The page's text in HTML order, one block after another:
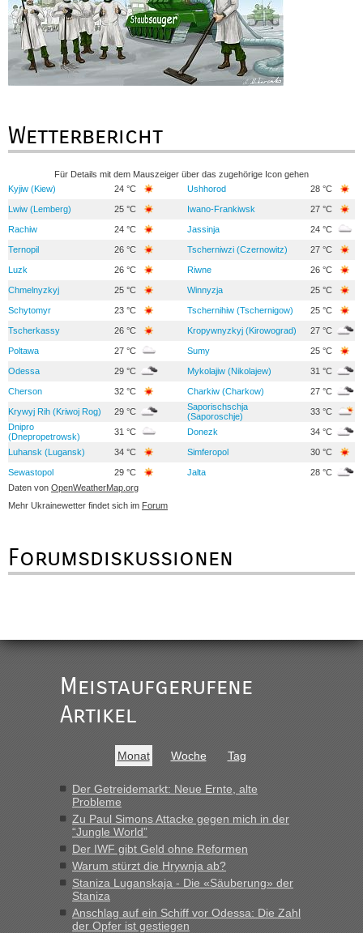
Wetterbericht
Für Details mit dem Mauszeiger über das zugehörige Icon gehen
Kyjiw (Kiew)
24 °C Ushhorod 28 °C
Lwiw (Lemberg) 25 °C Iwano-Frankiwsk 27 °C
Rachiw 24 °C Jassinja 24 °C
Ternopil 26 °C Tscherniwzi (Czernowitz) 27 °C
Luzk 26 °C Riwne 26 °C
Chmelnyzkyj 25 °C Winnyzja 25 °C
Schytomyr 23 °C Tschernihiw (Tschernigow) 25 °C
Tscherkassy 26 °C Kropywnyzkyj (Kirowograd) 27 °C
Poltawa 27 °C Sumy 25 °C
Odessa 29 °C Mykolajiw (Nikolajew) 31 °C
Cherson 32 °C Charkiw (Charkow) 27 °C
Krywyj Rih (Kriwoj Rog) 29 °C
Saporischschja
(Saporoschje)
33 °C
Dnipro
(Dnepropetrowsk)
31 °C Donezk 34 °C
Luhansk (Lugansk) 34 °C Simferopol 30 °C
Sewastopol 29 °C Jalta
28 °C
Daten von OpenWeatherMap.org
Mehr Ukrainewetter findet sich im Forum
Forumsdiskussionen
Meistaufgerufene
Artikel
Monat Woche Tag
Der Getreidemarkt: Neue Ernte, alte
Probleme
Zu Paul Simons Attacke gegen mich in der
“Jungle World”
Der IWF gibt Geld ohne Reformen
Warum stürzt die Hrywnja ab?
Staniza Luganskaja - Die «Säuberung» der
Staniza
Anschlag auf ein Schiff vor Odessa: Die Zahl
der Opfer ist gestiegen